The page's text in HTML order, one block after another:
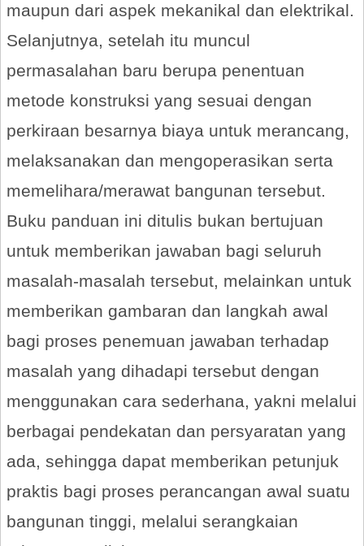
maupun dari aspek mekanikal dan elektrikal.
Selanjutnya, setelah itu muncul
permasalahan baru berupa penentuan
metode konstruksi yang sesuai dengan
perkiraan besarnya biaya untuk merancang,
melaksanakan dan mengoperasikan serta
memelihara/merawat bangunan tersebut.
Buku panduan ini ditulis bukan bertujuan
untuk memberikan jawaban bagi seluruh
masalah-masalah tersebut, melainkan untuk
memberikan gambaran dan langkah awal
bagi proses penemuan jawaban terhadap
masalah yang dihadapi tersebut dengan
menggunakan cara sederhana, yakni melalui
berbagai pendekatan dan persyaratan yang
ada, sehingga dapat memberikan petunjuk
praktis bagi proses perancangan awal suatu
bangunan tinggi, melalui serangkaian